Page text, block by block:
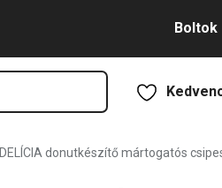
Boltok
DELÍCIA donutkészítő mártogatós